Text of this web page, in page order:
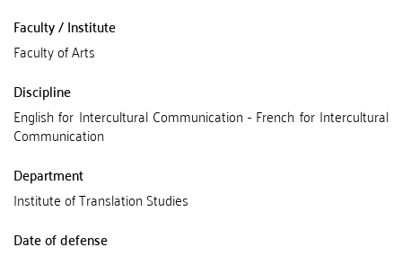
Faculty / Institute
Faculty of Arts
Discipline
English for Intercultural Communication - French for Intercultural
Communication
Department
Institute of Translation Studies
Date of defense